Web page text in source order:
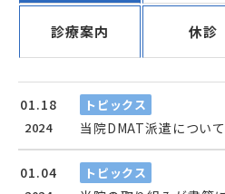
診療案内 休診
01.18
2024
トピックス
当院DMAT派遣について
01.04 トピックス